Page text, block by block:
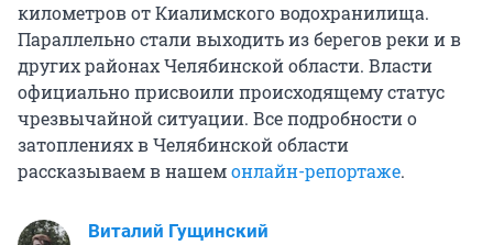
километров от Киалимского водохранилища.
Параллельно стали выходить из берегов реки и в
других районах Челябинской области. Власти
официально присвоили происходящему статус
чрезвычайной ситуации. Все подробности о
затоплениях в Челябинской области
рассказываем в нашемонлайн-репортаже.
Виталий Гущинский